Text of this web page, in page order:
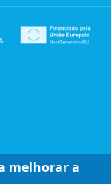
melhorar a